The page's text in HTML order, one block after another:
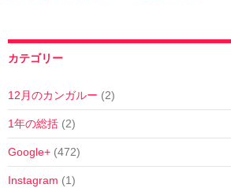
カテゴリー
12月のカンガルー (2)
1年の総括 (2)
Google+ (472)
Instagram (1)